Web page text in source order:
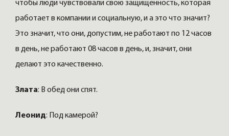
чтобы люди чувствовали свою защищенность, которая
работает в компании и социальную, и а это что значит?
Это значит, что они, допустим, не работают по 12 часов
в день, не работают 08 часов в день, и, значит, они
делают это качественно.
Злата: В обед они спят.
Леонид: Под камерой?